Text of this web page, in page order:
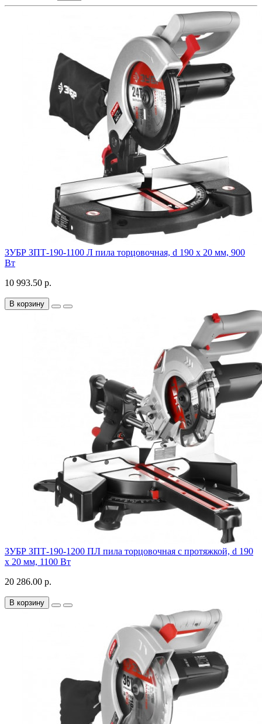
ЗУБР ЗПТ-190-1100 Л пила торцовочная, d 190 x 20 мм, 900
Вт
10 993.50 р.
В корзину
ЗУБР ЗПТ-190-1200 ПЛ пила торцовочная с протяжкой, d 190
x 20 мм, 1100 Вт
20 286.00 р.
В корзину